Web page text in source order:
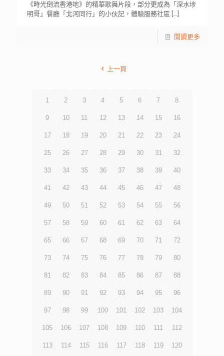
《時光倒流香港地》的精華歌舞片段，部分更成為「深水埗
明哥」餐廳「北河同行」的小伙記，體驗服務社區 […]
閱讀更多
上一頁
1 2 3 4 5 6 7 8
9 10 11 12 13 14 15 16
17 18 19 20 21 22 23 24
25 26 27 28 29 30 31 32
33 34 35 36 37 38 39 40
41 42 43 44 45 46 47 48
49 50 51 52 53 54 55 56
57 58 59 60 61 62 63 64
65 66 67 68 69 70 71 72
73 74 75 76 77 78 79 80
81 82 83 84 85 86 87 88
89 90 91 92 93 94 95 96
97 98 99 100 101 102 103 104
105 106 107 108 109 110 111 112
113 114 115 116 117 118 119 120